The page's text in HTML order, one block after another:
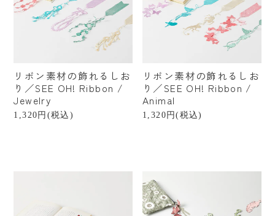
¥5,000〜¥9,999
¥10,000〜¥19,999
¥20,000〜
リボン素材の飾れるしお
り／SEE OH! Ribbon /
Jewelry
1,320円(税込)
リボン素材の飾れるしお
り／SEE OH! Ribbon /
Animal
1,320円(税込)